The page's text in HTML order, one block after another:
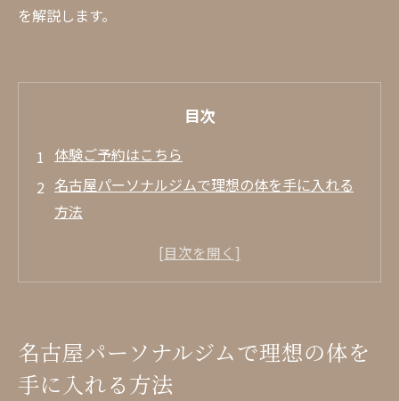
を解説します。
目次
体験ご予約はこちら
名古屋パーソナルジムで理想の体を手に入れる
方法
自分に合ったパーソナルジムの選び方
食事とトレーニングのバランス
モチベーションを維持する方法
名古屋パーソナルジムで理想の体を
手に入れる方法